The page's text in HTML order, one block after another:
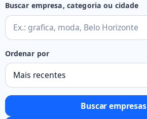
Buscar empresa, categoria ou cidade
Ordenar por
Buscar empresas